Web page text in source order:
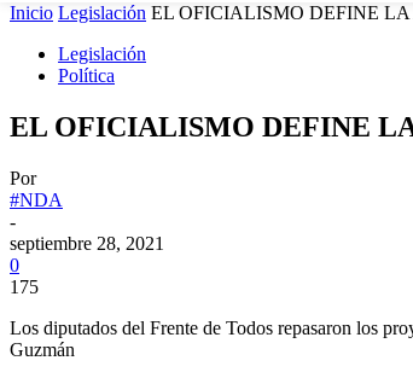
Inicio Legislación EL OFICIALISMO DEFINE
Legislación
Política
EL OFICIALISMO DEFINE
Por
#NDA
-
septiembre 28, 2021
0
175
Los diputados del Frente de Todos repasaron los
Guzmán